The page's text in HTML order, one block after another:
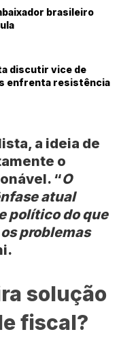
brasileiro
discutir vice de
enfrenta resistência
a ideia de
o
“O
atual
político do que
problemas
solução
fiscal?